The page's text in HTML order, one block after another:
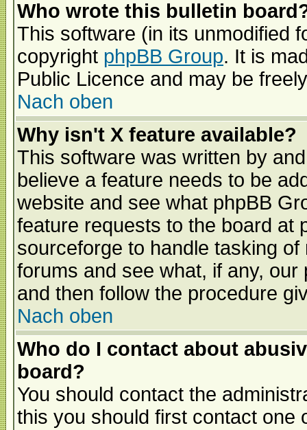
Who wrote this bulletin
This software (in its unmodified
copyright phpBB Group. It is
Public Licence and may be
Nach oben
Why isn't X feature available?
This software was written by
believe a feature needs to be
website and see what phpBB
feature requests to the board at
sourceforge to handle tasking
forums and see what, if any,
and then follow the procedure
Nach oben
Who do I contact about
board?
You should contact the
this you should first contact one